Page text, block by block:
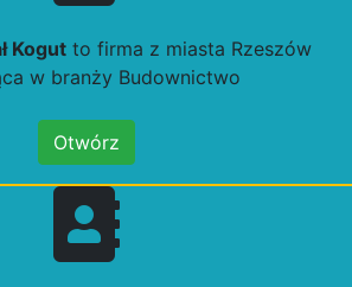
Kogut to firma z miasta Rzeszów
w branży Budownictwo
Otwórz